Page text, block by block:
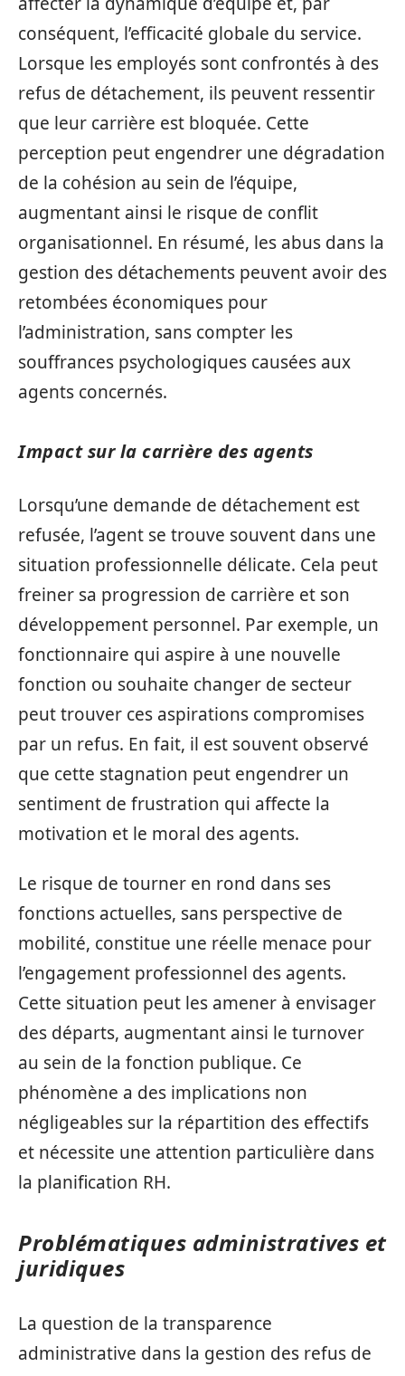
conséquent, l’efficacité globale du service.
Lorsque les employés sont confrontés à des
refus de détachement, ils peuvent ressentir
que leur carrière est bloquée. Cette
perception peut engendrer une dégradation
de la cohésion au sein de l’équipe,
augmentant ainsi le risque de conflit
organisationnel. En résumé, les abus dans la
gestion des détachements peuvent avoir des
retombées économiques pour
l’administration, sans compter les
souffrances psychologiques causées aux
agents concernés.
Impact sur la carrière des agents
Lorsqu’une demande de détachement est
refusée, l’agent se trouve souvent dans une
situation professionnelle délicate. Cela peut
freiner sa progression de carrière et son
développement personnel. Par exemple, un
fonctionnaire qui aspire à une nouvelle
fonction ou souhaite changer de secteur
peut trouver ces aspirations compromises
par un refus. En fait, il est souvent observé
que cette stagnation peut engendrer un
sentiment de frustration qui affecte la
motivation et le moral des agents.
Le risque de tourner en rond dans ses
fonctions actuelles, sans perspective de
mobilité, constitue une réelle menace pour
l’engagement professionnel des agents.
Cette situation peut les amener à envisager
des départs, augmentant ainsi le turnover
au sein de la fonction publique. Ce
phénomène a des implications non
négligeables sur la répartition des effectifs
et nécessite une attention particulière dans
la planification RH.
Problématiques administratives et
juridiques
La question de la transparence
administrative dans la gestion des refus de